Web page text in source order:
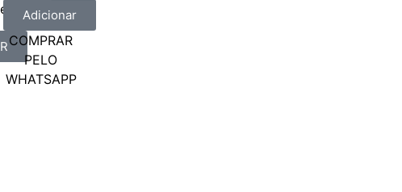
Adicionar
COMPRAR
PELO
WHATSAPP